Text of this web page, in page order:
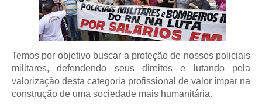
Temos por objetivo buscar a proteção de nossos policiais
militares, defendendo seus direitos e lutando pela
valorização desta categoria profissional de valor ímpar na
construção de uma sociedade mais humanitária.